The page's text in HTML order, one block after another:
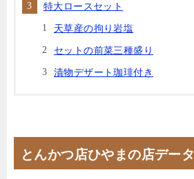
特大ロースセット
天草産の拘り岩塩
セットの前菜三種盛り
漬物デザート珈琲付き
とんかつ店ひやまの店データ